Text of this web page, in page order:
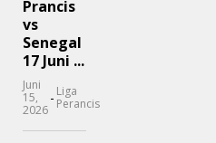
Prancis
vs
Senegal
17 Juni ...
Juni
15,
2026
- Liga
Perancis